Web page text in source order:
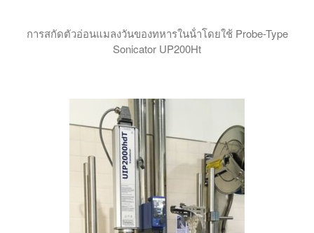
การสกัดตัวอ่อนแมลงวันของทหารในน้ําโดยใช้ Probe-Type
Sonicator UP200Ht